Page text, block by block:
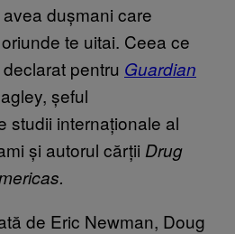
dușmani care
te uitai. Ceea ce
pentru Guardian
șeful
studii internaționale al
și autorul cărții Drug
de Eric Newman, Doug